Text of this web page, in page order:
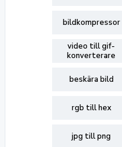
bildkompressor
video till gif-
konverterare
beskära bild
rgb till hex
jpg till png